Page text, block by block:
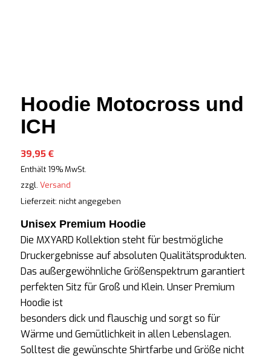
Hoodie Motocross und
ICH
39,95 €
Enthält 19% MwSt.
zzgl. Versand
Lieferzeit: nicht angegeben
Unisex Premium Hoodie
Die MXYARD Kollektion steht für bestmögliche
Druckergebnisse auf absoluten Qualitätsprodukten.
Das außergewöhnliche Größenspektrum garantiert
perfekten Sitz für Groß und Klein. Unser Premium
Hoodie ist
besonders dick und flauschig und sorgt so für
Wärme und Gemütlichkeit in allen Lebenslagen.
Solltest die gewünschte Shirtfarbe und Größe nicht